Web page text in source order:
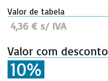
Valor de tabela
4,36 € s/ IVA
Valor com desconto
10%